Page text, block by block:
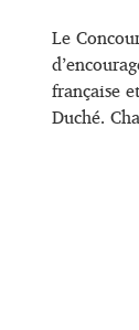
Le
française
Duché.